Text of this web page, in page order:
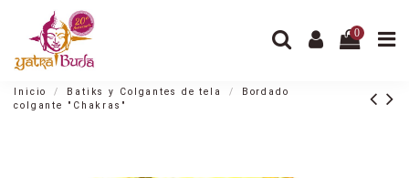
0
Inicio Batiks y Colgantes de tela
Bordado
colgante "Chakras"